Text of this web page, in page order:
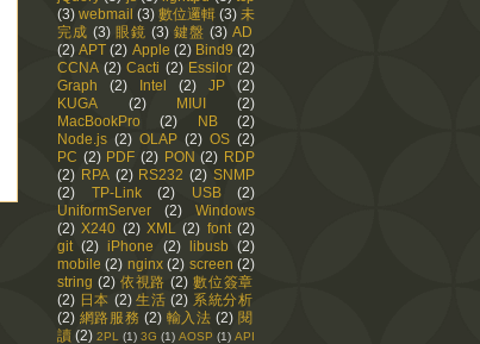
(3) webmail (3) 數位邏輯 (3) 未
完成 (3) 眼鏡 (3) 鍵盤 (3) AD
(2) APT (2) Apple (2) Bind9 (2)
CCNA (2) Cacti (2) Essilor (2)
Graph
(2) Intel (2) JP
(2)
KUGA
(2) MIUI
(2)
MacBookPro
(2) NB
(2)
Node.js (2) OLAP (2) OS (2)
PC (2) PDF (2) PON (2) RDP
(2) RPA (2) RS232 (2) SNMP
(2)
TP-Link (2) USB
(2)
UniformServer
(2)
Windows
(2) X240 (2) XML (2) font (2)
git (2) iPhone (2) libusb
(2)
mobile (2) nginx (2) screen (2)
string (2) 依視路 (2) 數位簽章
(2) 日本 (2) 生活 (2) 系統分析
(2) 網路服務 (2) 輸入法 (2) 閱
讀 (2) 2PL (1) 3G (1) AOSP (1) API